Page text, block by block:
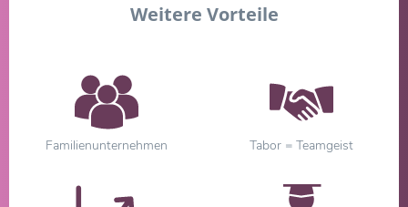
Weitere Vorteile
Familienunternehmen Tabor = Teamgeist